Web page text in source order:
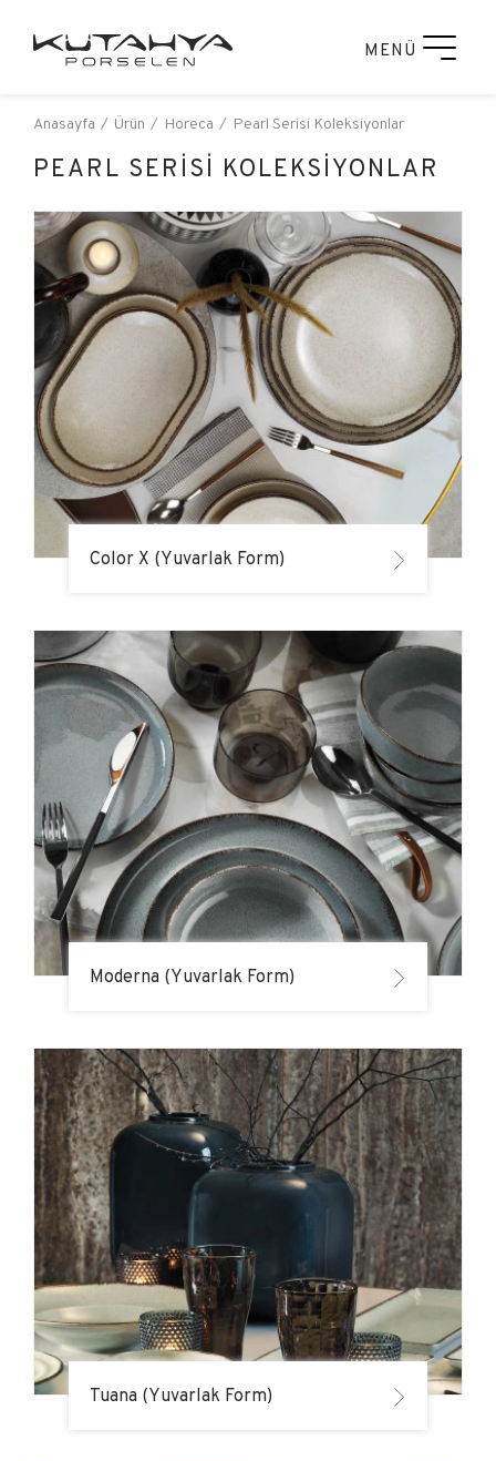
MENÜ
Anasayfa Ürün Horeca Pearl Serisi Koleksiyonlar
PEARL SERİSİ KOLEKSİYONLAR
Color X (Yuvarlak Form)
Moderna (Yuvarlak Form)
Tuana (Yuvarlak Form)